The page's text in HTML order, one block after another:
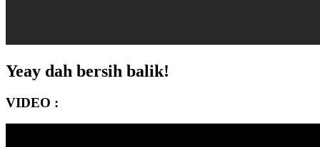
Yeay dah bersih balik!
VIDEO :